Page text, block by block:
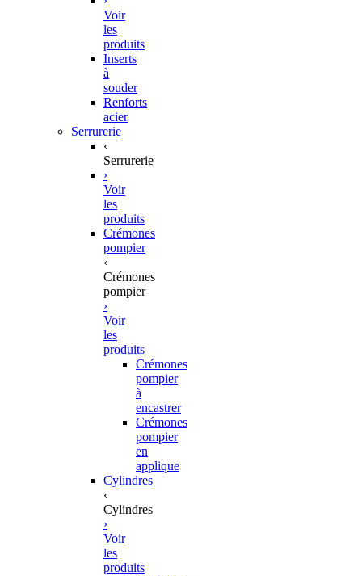
Voir
les
produits
Inserts
à
souder
Renforts
acier
Serrurerie
‹
Serrurerie
›
Voir
les
produits
Crémones
pompier
‹
Crémones
pompier
›
Voir
les
produits
Crémones
pompier
à
encastrer
Crémones
pompier
en
applique
Cylindres
‹
Cylindres
›
Voir
les
produits